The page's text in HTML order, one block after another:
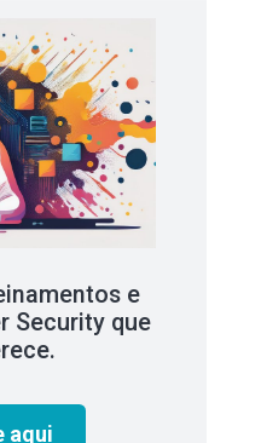
e
Security que
aqui